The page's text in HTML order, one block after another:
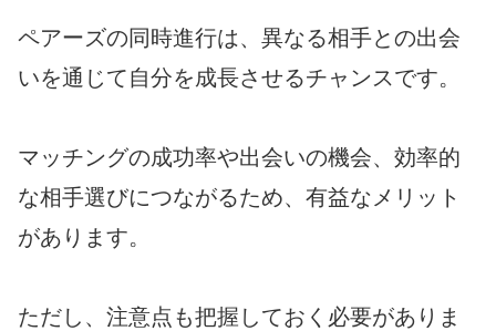
ペアーズの同時進行は、異なる相手との出会
いを通じて自分を成長させるチャンスです。
マッチングの成功率や出会いの機会、効率的
な相手選びにつながるため、有益なメリット
があります。
ただし、注意点も把握しておく必要がありま